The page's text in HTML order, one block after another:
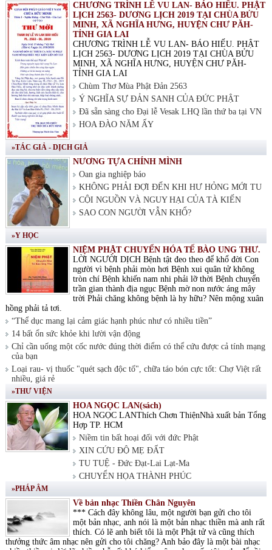
CHƯƠNG TRÌNH LỄ VU LAN- BÁO HIẾU. PHẬT
LỊCH 2563- DƯƠNG LỊCH 2019 TẠI CHÙA BỬU
MINH, XÃ NGHĨA HƯNG, HUYỆN CHƯ PĂH-
TỈNH GIA LAI
CHƯƠNG TRÌNH LỄ VU LAN- BÁO HIẾU. PHẬT
LỊCH 2563- DƯƠNG LỊCH 2019 TẠI CHÙA BỬU
MINH, XÃ NGHĨA HƯNG, HUYỆN CHƯ PĂH-
TỈNH GIA LAI
Chùm Thơ Mùa Phật Đản 2563
Ý NGHĨA SỰ ĐẢN SANH CỦA ĐỨC PHẬT
Đã sẵn sàng cho Đại lễ Vesak LHQ lần thứ ba tại VN
HOA ĐÀO NĂM ẤY
»TÁC GIẢ - DỊCH GIẢ
NƯƠNG TỰA CHÍNH MÌNH
Oan gia nghiệp báo
KHÔNG PHẢI ĐỢI ĐẾN KHI HƯ HỎNG MỚI TU
CỘI NGUỒN VÀ NGUY HẠI CỦA TÀ KIẾN
SAO CON NGƯỜI VẪN KHỔ?
»Y HỌC
NIỆM PHẬT CHUYỂN HÓA TẾ BÀO UNG THƯ.
LỜI NGƯỜI DỊCH Bệnh tật đeo theo để khổ đời Con
người vì bệnh phải mòn hơi Bệnh xui quân tử không
tròn chí Bệnh khiến nam nhi phải lỡ thời Bệnh chuyển
trần gian thành địa ngục Bệnh mờ non nước áng mây
trời Phải chăng không bệnh là hy hữu? Nên mộng xuân
hồng phải tả tơi.
“Thể dục mang lại cảm giác hạnh phúc như có nhiều tiền”
14 bất ổn sức khỏe khi lười vận động
Chỉ cần uống một cốc nước đúng thời điểm có thể cứu được cả tính mạng
của bạn
Loại rau- vị thuốc "quét sạch độc tố", chữa táo bón cực tốt: Chợ Việt rất
nhiều, giá rẻ
»THƯ VIỆN
HOA NGỌC LAN(sách)
HOA NGỌC LANThích Chơn ThiệnNhà xuất bản Tổng
Hợp TP. HCM
Niềm tin bất hoại đối với đức Phật
XIN CỨU ĐỘ MẸ ĐẤT
TU TUỆ - Đức Đạt-Lai Lạt-Ma
CHUYỂN HỌA THÀNH PHÚC
»PHÁP ÂM
Về bản nhạc Thiền Chân Nguyên
*** Cách đây không lâu, một người bạn gửi cho tôi
một bản nhạc, anh nói là một bản nhạc thiền mà anh rất
thích. Có lẽ anh biết tôi là một Phật tử và cũng thích
thưởng thức âm nhạc nên gửi cho tôi chăng? Anh bảo đây là một bài nhạc